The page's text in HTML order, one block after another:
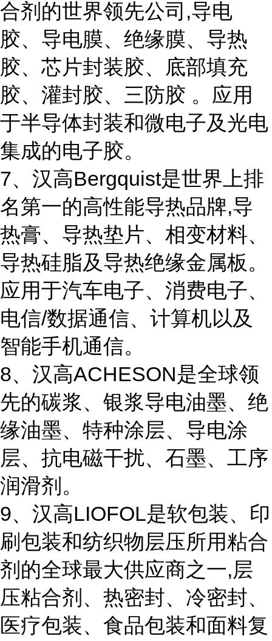
合剂的世界领先公司,导电
胶、导电膜、绝缘膜、导热
胶、芯片封装胶、底部填充
胶、灌封胶、三防胶 。应用
于半导体封装和微电子及光电
集成的电子胶。
7、汉高Bergquist是世界上排
名第一的高性能导热品牌,导
热膏、导热垫片、相变材料、
导热硅脂及导热绝缘金属板。
应用于汽车电子、消费电子、
电信/数据通信、计算机以及
智能手机通信。
8、汉高ACHESON是全球领
先的碳浆、银浆导电油墨、绝
缘油墨、特种涂层、导电涂
层、抗电磁干扰、石墨、工序
润滑剂。
9、汉高LIOFOL是软包装、印
刷包装和纺织物层压所用粘合
剂的全球最大供应商之一,层
压粘合剂、热密封、冷密封、
医疗包装、食品包装和面料复